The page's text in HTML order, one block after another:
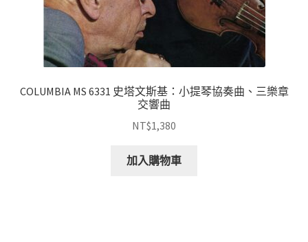
COLUMBIA MS 6331 史塔文斯基：小提琴協奏曲、三樂章
交響曲
NT$1,380
加入購物車